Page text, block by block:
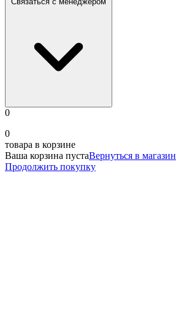
0
0
товара в корзине
Ваша корзина пустаВернуться в магазин
Продолжить покупку